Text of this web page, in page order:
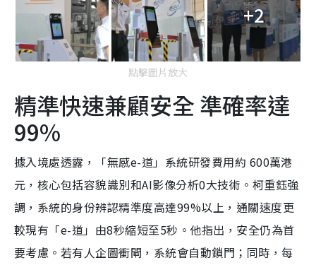
+2
點擊圖片放大
精準快速兼顧安全 準確率達
99%
據入境處透露，「無感e-道」系統研發費用約 600萬港
元，核心包括容貌識別和AI影像分析0大技術。柯重鈺強
調，系統的身份辨認精準度高達99%以上，通關速度更
較現有「e-道」由8秒縮短至5秒。他指出，安全仍為首
要考慮。若有人企圖衝閘，系統會自動鎖門；同時，每